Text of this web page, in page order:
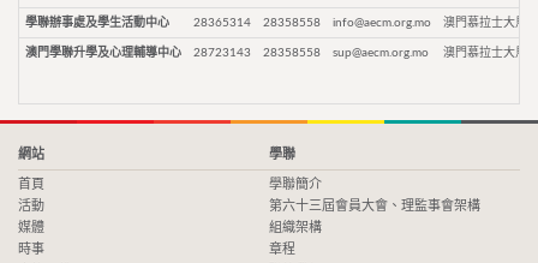
學聯辦事處及學生活動中心 28365314 28358558 info@aecm.org.mo 澳門慕拉士大馬
澳門學聯升學及心理輔導中心 28723143 28358558 sup@aecm.org.mo 澳門慕拉士大馬
網站
首頁
活動
媒體
時事
學聯
學聯簡介
第六十三屆會員大會、理監事會架構
組織架構
章程